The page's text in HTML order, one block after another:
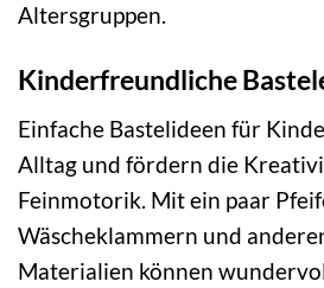
Altersgruppen.
Kinderfreundliche
Einfache Bastelideen für
Alltag und fördern die
Feinmotorik. Mit ein paar
Wäscheklammern und
Materialien können